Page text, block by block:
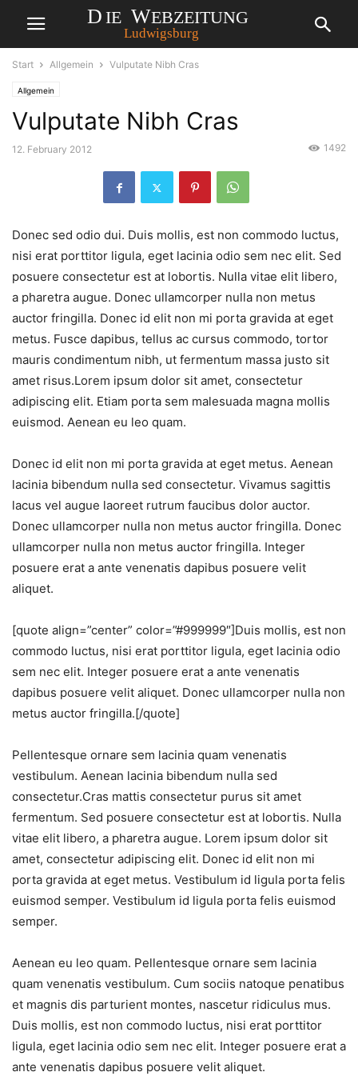
Start Allgemein Vulputate Nibh Cras
Allgemein
Vulputate Nibh Cras
12. February 2012 1492
Donec sed odio dui. Duis mollis, est non commodo luctus,
nisi erat porttitor ligula, eget lacinia odio sem nec elit. Sed
posuere consectetur est at lobortis. Nulla vitae elit libero,
a pharetra augue. Donec ullamcorper nulla non metus
auctor fringilla. Donec id elit non mi porta gravida at eget
metus. Fusce dapibus, tellus ac cursus commodo, tortor
mauris condimentum nibh, ut fermentum massa justo sit
amet risus.Lorem ipsum dolor sit amet, consectetur
adipiscing elit. Etiam porta sem malesuada magna mollis
euismod. Aenean eu leo quam.
Donec id elit non mi porta gravida at eget metus. Aenean
lacinia bibendum nulla sed consectetur. Vivamus sagittis
lacus vel augue laoreet rutrum faucibus dolor auctor.
Donec ullamcorper nulla non metus auctor fringilla. Donec
ullamcorper nulla non metus auctor fringilla. Integer
posuere erat a ante venenatis dapibus posuere velit
aliquet.
[quote align=”center” color=”#999999″]Duis mollis, est non
commodo luctus, nisi erat porttitor ligula, eget lacinia odio
sem nec elit. Integer posuere erat a ante venenatis
dapibus posuere velit aliquet. Donec ullamcorper nulla non
metus auctor fringilla.[/quote]
Pellentesque ornare sem lacinia quam venenatis
vestibulum. Aenean lacinia bibendum nulla sed
consectetur.Cras mattis consectetur purus sit amet
fermentum. Sed posuere consectetur est at lobortis. Nulla
vitae elit libero, a pharetra augue. Lorem ipsum dolor sit
amet, consectetur adipiscing elit. Donec id elit non mi
porta gravida at eget metus. Vestibulum id ligula porta felis
euismod semper. Vestibulum id ligula porta felis euismod
semper.
Aenean eu leo quam. Pellentesque ornare sem lacinia
quam venenatis vestibulum. Cum sociis natoque penatibus
et magnis dis parturient montes, nascetur ridiculus mus.
Duis mollis, est non commodo luctus, nisi erat porttitor
ligula, eget lacinia odio sem nec elit. Integer posuere erat a
ante venenatis dapibus posuere velit aliquet.